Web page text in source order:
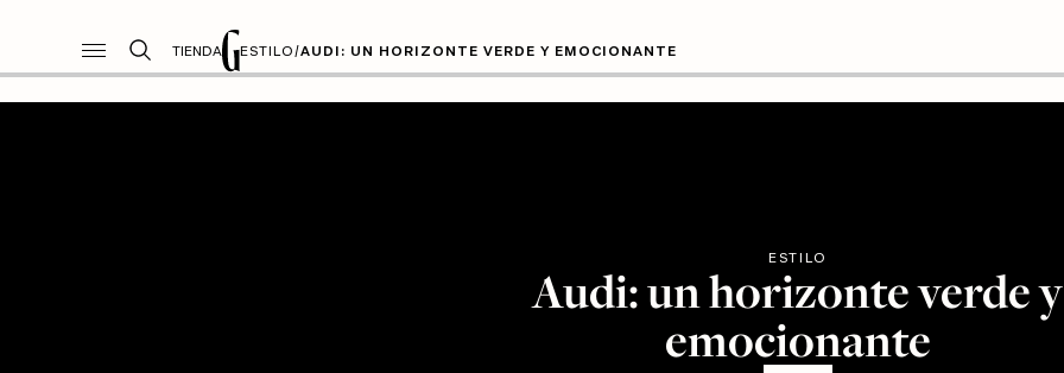
TIENDA ESTILO/AUDI: UN HORIZONTE VERDE Y EMOCIONANTE
ESTILO
Audi: un horizonte verde y
emocionante